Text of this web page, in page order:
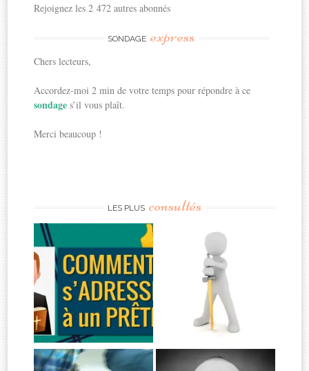
Rejoignez les 2 472 autres abonnés
SONDAGE express
Chers lecteurs,
Accordez-moi 2 min de votre temps pour répondre à ce
sondages’il vous plaît.
Merci beaucoup !
LES PLUS consultés